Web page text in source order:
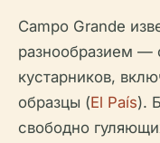
Campo Grande
разнообразием —
кустарников,
образцы (El País).
свободно